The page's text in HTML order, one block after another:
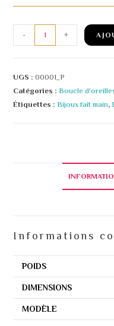
-
quantité
de
aux
perles
torsadées
+
UGS :00001_P
Catégories : Boucle
Étiquettes : Bijoux fait main,
Informations
POIDS
DIMENSIONS
MODÈLE